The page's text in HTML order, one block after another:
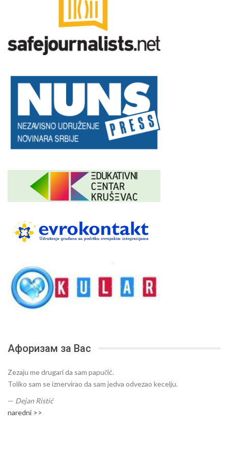
Афоризам за Вас
Zezaju me drugari da sam papučić.
Toliko sam se iznervirao da sam jedva odvezao kecelju.
— Dejan Ristić
naredni >>